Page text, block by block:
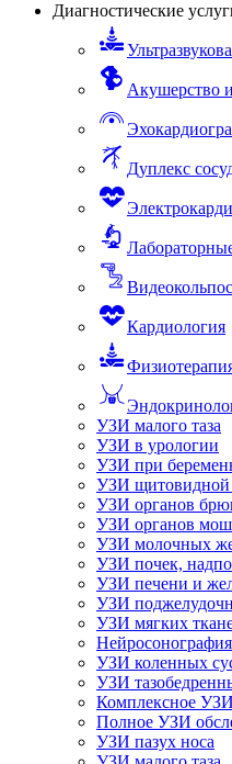
Диагностические
Акушерство
Дуплекс
Кардиология
УЗИ малого таза
УЗИ в урологии
УЗИ при
УЗИ щитовидной
УЗИ органов
УЗИ органов
УЗИ молочных
УЗИ почек,
УЗИ печени и
УЗИ
УЗИ мягких
УЗИ коленных
УЗИ
Комплексное
Полное УЗИ
УЗИ пазух носа